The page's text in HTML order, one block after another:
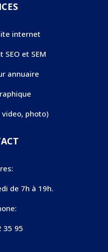
internet
et SEM
annuaire
video, photo)
de 7h à 19h.
35 95